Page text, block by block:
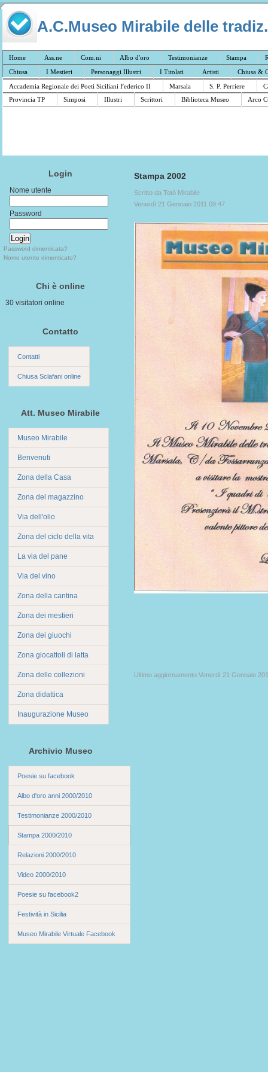
A.C.Museo Mirabile delle
Home Ass.ne Com.ni Albo d'oro Testimonianze Stampa
Chiusa
I Mestieri Personaggi Illustri I Titolati Artisti
Chiusa &
Accademia Regionale dei Poeti Siciliani Federico II
Marsala S. P. Perriere
Provincia TP
Simposi Illustri Scrittori Biblioteca Museo Arco
Login
Nome utente
Password
Password dimenticata?
Nome utente dimenticato?
Chi è online
30 visitatori online
Contatto
Contatti
Chiusa Sclafani online
Att. Museo Mirabile
Museo Mirabile
Benvenuti
Zona della Casa
Zona del magazzino
Via dell'olio
Zona del ciclo della vita
La via del pane
Via del vino
Zona della cantina
Zona dei mestieri
Zona dei giuochi
Zona giocattoli di latta
Zona delle collezioni
Zona didattica
Inaugurazione Museo
Archivio Museo
Poesie su facebook
Albo d'oro anni 2000/2010
Testimonianze 2000/2010
Stampa 2000/2010
Relazioni 2000/2010
Video 2000/2010
Poesie su facebook2
Festività in Sicilia
Museo Mirabile Virtuale Facebook
Stampa 2002
Scritto da Totò Mirabile
Venerdì 21 Gennaio 2011 09:47
Ultimo aggiornamento Venerdì 21 Gennaio